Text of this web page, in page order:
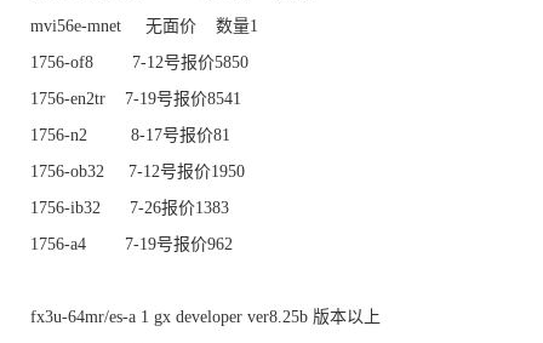
mvi56e-mnet 无面价 数量1
1756-of8 7-12号报价5850
1756-en2tr 7-19号报价8541
1756-n2 8-17号报价81
1756-ob32 7-12号报价1950
1756-ib32 7-26报价1383
1756-a4 7-19号报价962
fx3u-64mr/es-a 1 gx developer ver8.25b 版本以上